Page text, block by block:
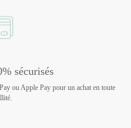
sécurisés
ou Apple Pay pour un achat en toute